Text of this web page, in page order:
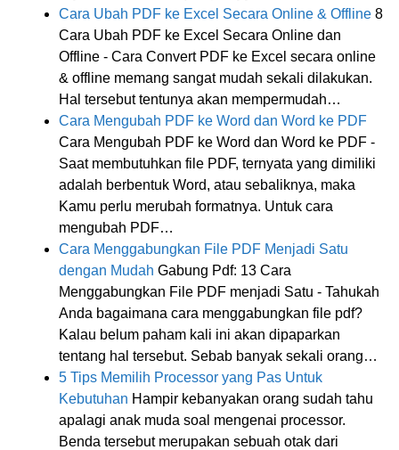
Cara Ubah PDF ke Excel Secara Online & Offline 8
Cara Ubah PDF ke Excel Secara Online dan
Offline - Cara Convert PDF ke Excel secara online
& offline memang sangat mudah sekali dilakukan.
Hal tersebut tentunya akan mempermudah…
Cara Mengubah PDF ke Word dan Word ke PDF
Cara Mengubah PDF ke Word dan Word ke PDF -
Saat membutuhkan file PDF, ternyata yang dimiliki
adalah berbentuk Word, atau sebaliknya, maka
Kamu perlu merubah formatnya. Untuk cara
mengubah PDF…
Cara Menggabungkan File PDF Menjadi Satu
dengan Mudah Gabung Pdf: 13 Cara
Menggabungkan File PDF menjadi Satu - Tahukah
Anda bagaimana cara menggabungkan file pdf?
Kalau belum paham kali ini akan dipaparkan
tentang hal tersebut. Sebab banyak sekali orang…
5 Tips Memilih Processor yang Pas Untuk
Kebutuhan Hampir kebanyakan orang sudah tahu
apalagi anak muda soal mengenai processor.
Benda tersebut merupakan sebuah otak dari